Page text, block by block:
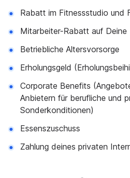
Rabatt im Fitnessstudio und
Mitarbeiter-Rabatt auf Deine
Betriebliche Altersvorsorge
Erholungsgeld
Corporate Benefits
Anbietern für berufliche und
Sonderkonditionen)
Essenszuschuss
Zahlung deines privaten